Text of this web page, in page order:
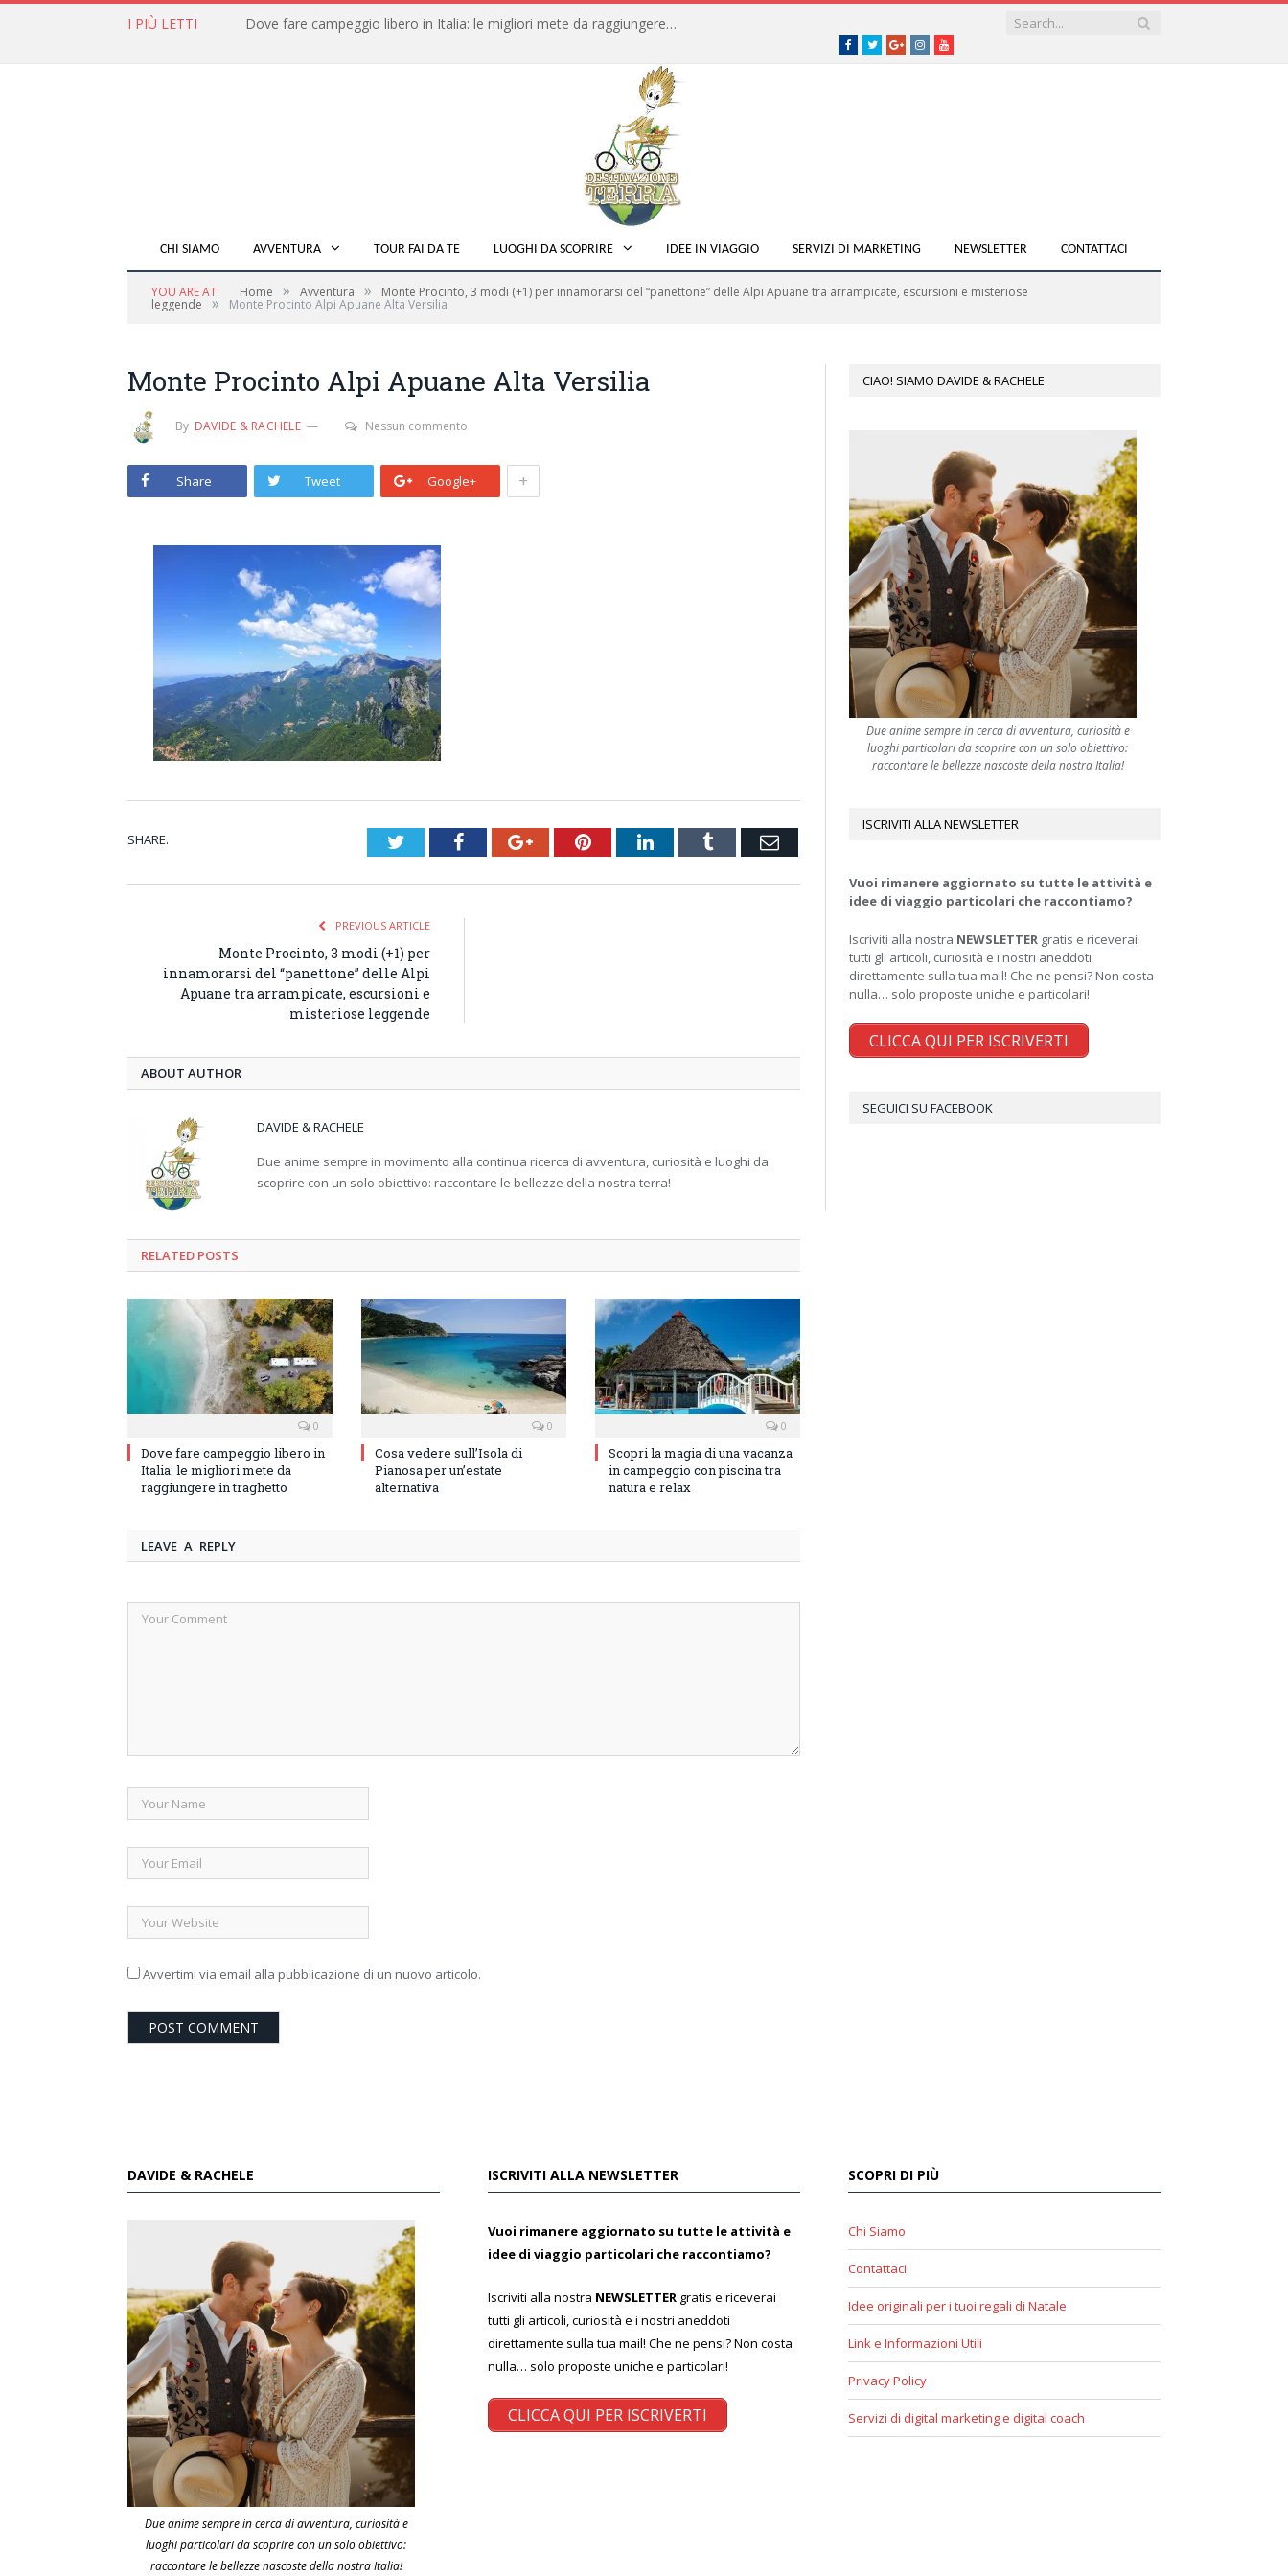
I PIÙ LETTI Dove fare campeggio libero in Italia: le migliori mete da raggiungere in traghetto
Facebook
TwitterGoogle+instagramyoutube
CHI SIAMO AVVENTURA TOUR FAI DA TE LUOGHI DA SCOPRIRE IDEE IN VIAGGIO SERVIZI DI MARKETING NEWSLETTER CONTATTACI
YOU ARE AT: Home » Avventura » Monte Procinto, 3 modi (+1) per innamorarsi del “panettone” delle Alpi Apuane tra arrampicate, escursioni e misteriose
leggende » Monte Procinto Alpi Apuane Alta Versilia
Monte Procinto Alpi Apuane Alta Versilia
By DAVIDE & RACHELE Nessun commento
Share Tweet Google+ +
SHARE. TwitterFacebookGoogle+PinterestLinkedInTumblr Email
PREVIOUS ARTICLE
Monte Procinto, 3 modi (+1) per
innamorarsi del “panettone” delle Alpi
Apuane tra arrampicate, escursioni e
misteriose leggende
ABOUT AUTHOR
DAVIDE & RACHELE
Due anime sempre in movimento alla continua ricerca di avventura, curiosità e luoghi da
scoprire con un solo obiettivo: raccontare le bellezze della nostra terra!
RELATED POSTS
0
Dove fare campeggio libero in
Italia: le migliori mete da
raggiungere in traghetto
0
Cosa vedere sull’Isola di
Pianosa per un’estate
alternativa
0
Scopri la magia di una vacanza
in campeggio con piscina tra
natura e relax
LEAVE A REPLY
Avvertimi via email alla pubblicazione di un nuovo articolo.
CIAO! SIAMO DAVIDE & RACHELE
Due anime sempre in cerca di avventura, curiosità e
luoghi particolari da scoprire con un solo obiettivo:
raccontare le bellezze nascoste della nostra Italia!
ISCRIVITI ALLA NEWSLETTER
Vuoi rimanere aggiornato su tutte le attività e
idee di viaggio particolari che raccontiamo?
Iscriviti alla nostra NEWSLETTER gratis e riceverai
tutti gli articoli, curiosità e i nostri aneddoti
direttamente sulla tua mail! Che ne pensi? Non costa
nulla… solo proposte uniche e particolari!
CLICCA QUI PER ISCRIVERTI
SEGUICI SU FACEBOOK
DAVIDE & RACHELE
Due anime sempre in cerca di avventura, curiosità e
luoghi particolari da scoprire con un solo obiettivo:
raccontare le bellezze nascoste della nostra Italia!
ISCRIVITI ALLA NEWSLETTER
Vuoi rimanere aggiornato su tutte le attività e
idee di viaggio particolari che raccontiamo?
Iscriviti alla nostra NEWSLETTER gratis e riceverai
tutti gli articoli, curiosità e i nostri aneddoti
direttamente sulla tua mail! Che ne pensi? Non costa
nulla… solo proposte uniche e particolari!
CLICCA QUI PER ISCRIVERTI
SCOPRI DI PIÙ
Chi Siamo
Contattaci
Idee originali per i tuoi regali di Natale
Link e Informazioni Utili
Privacy Policy
Servizi di digital marketing e digital coach